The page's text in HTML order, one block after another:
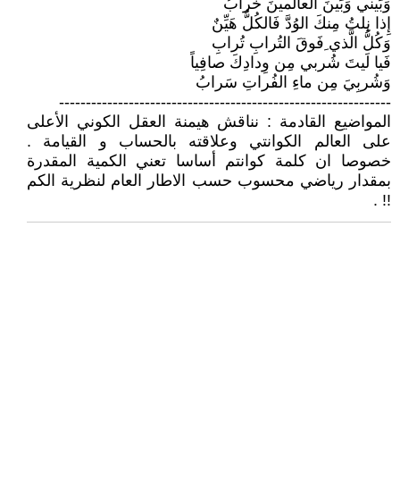
وَبَيني وَبَينَ العالَمينَ خَرابُ
إِذا نِلتُ مِنكَ الوُدَّ فَالكُلُّ هَيِّنٌ
وَكُلُّ الَّذي ِفَوقَ التُرابِ تُرابِ
فَيا لَيتَ شُربي مِن وِدادِكَ صافِياً
وَشُربِيَ مِن ماءِ الفُراتِ سَرابُ
--------------------------------------------------------------
المواضيع القادمة : نناقش هيمنة العقل الكوني الأعلى
على العالم الكوانتي وعلاقته بالحساب و القيامة .
خصوصا ان كلمة كوانتم أساسا تعني الكمية المقدرة
بمقدار رياضي محسوب حسب الاطار العام لنظرية الكم
!! .